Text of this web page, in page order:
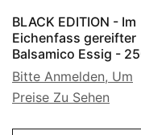
BLACK EDITION - Im
Eichenfass gereifter
Balsamico Essig -
Bitte Anmelden, Um
Preise Zu Sehen